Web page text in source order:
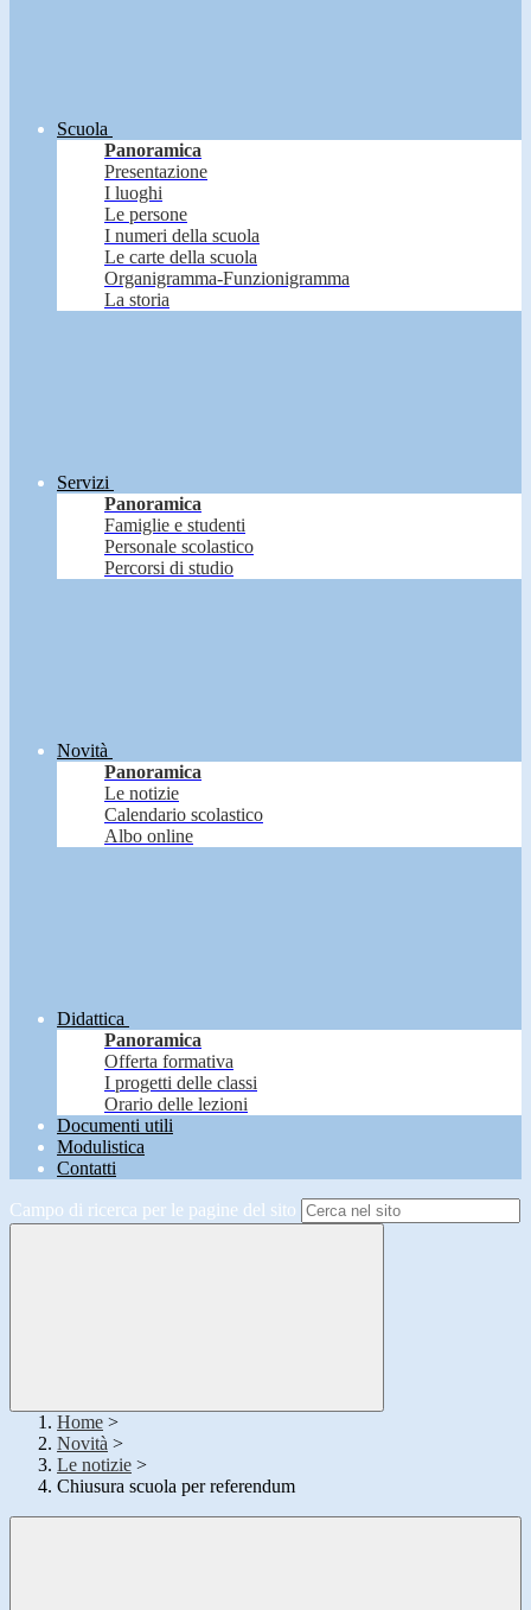
Scuola
Panoramica
Presentazione
I luoghi
Le persone
I numeri della scuola
Le carte della scuola
Organigramma-Funzionigramma
La storia
Servizi
Panoramica
Famiglie e studenti
Personale scolastico
Percorsi di studio
Novità
Panoramica
Le notizie
Calendario scolastico
Albo online
Didattica
Panoramica
Offerta formativa
I progetti delle classi
Orario delle lezioni
Documenti utili
Modulistica
Contatti
Campo di ricerca per le pagine del sito
Home >
Novità >
Le notizie >
Chiusura scuola per referendum